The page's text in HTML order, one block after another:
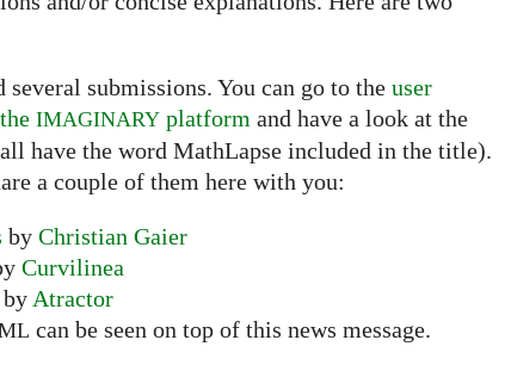
several submissions. You can go to the user
IMAGINARY platform and have a look at the
have the word MathLapse included in the title).
a couple of them here with you:
by Christian Gaier
Curvilinea
byAtractor
can be seen on top of this news message.